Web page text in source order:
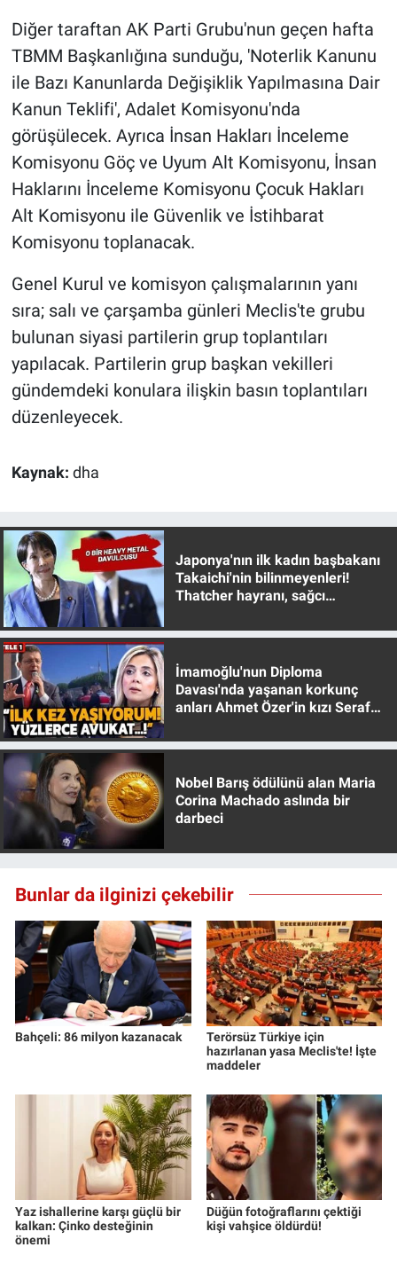
Diğer taraftan AK Parti Grubu'nun geçen hafta
TBMM Başkanlığına sunduğu, 'Noterlik Kanunu
ile Bazı Kanunlarda Değişiklik Yapılmasına Dair
Kanun Teklifi', Adalet Komisyonu'nda
görüşülecek. Ayrıca İnsan Hakları İnceleme
Komisyonu Göç ve Uyum Alt Komisyonu, İnsan
Haklarını İnceleme Komisyonu Çocuk Hakları
Alt Komisyonu ile Güvenlik ve İstihbarat
Komisyonu toplanacak.
Genel Kurul ve komisyon çalışmalarının yanı
sıra; salı ve çarşamba günleri Meclis'te grubu
bulunan siyasi partilerin grup toplantıları
yapılacak. Partilerin grup başkan vekilleri
gündemdeki konulara ilişkin basın toplantıları
düzenleyecek.
Kaynak: dha
Japonya'nın ilk kadın başbakanı
Takaichi'nin bilinmeyenleri!
Thatcher hayranı, sağcı
İmamoğlu'nun Diploma
Davası'nda yaşanan korkunç
anları Ahmet Özer'in kızı Seraf
Nobel Barış ödülünü alan Maria
Corina Machado aslında bir
darbeci
Bunlar da ilginizi çekebilir
Bahçeli: 86 milyon kazanacak
Terörsüz Türkiye için
hazırlanan yasa Meclis'te! İşte
maddeler
Yaz ishallerine karşı güçlü bir
kalkan: Çinko desteğinin
önemi
Düğün fotoğraflarını çektiği
kişi vahşice öldürdü!